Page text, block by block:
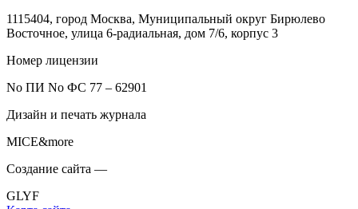
1115404, город Москва, Муниципальный округ Бирюлево
Восточное, улица 6-радиальная, дом 7/6, корпус 3
Номер лицензии
No ПИ No ФС 77 – 62901
Дизайн и печать журнала
MICE&more
Создание сайта —
GLYF